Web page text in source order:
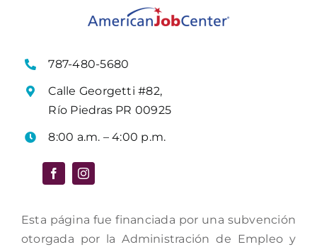
787-480-5680
Calle Georgetti #82,
Río Piedras PR 00925
8:00 a.m. – 4:00 p.m.
Esta página fue financiada por una subvención
otorgada por la Administración de Empleo y